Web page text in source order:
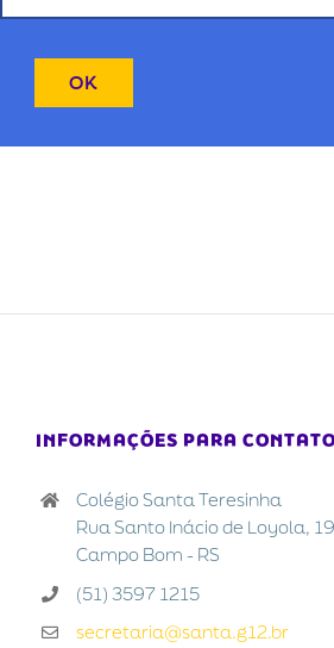
INFORMAÇÕES PARA
Colégio Santa Teresinha
Rua Santo Inácio de Loyola,
Campo Bom - RS
(51) 3597 1215
secretaria@santa.g12.br